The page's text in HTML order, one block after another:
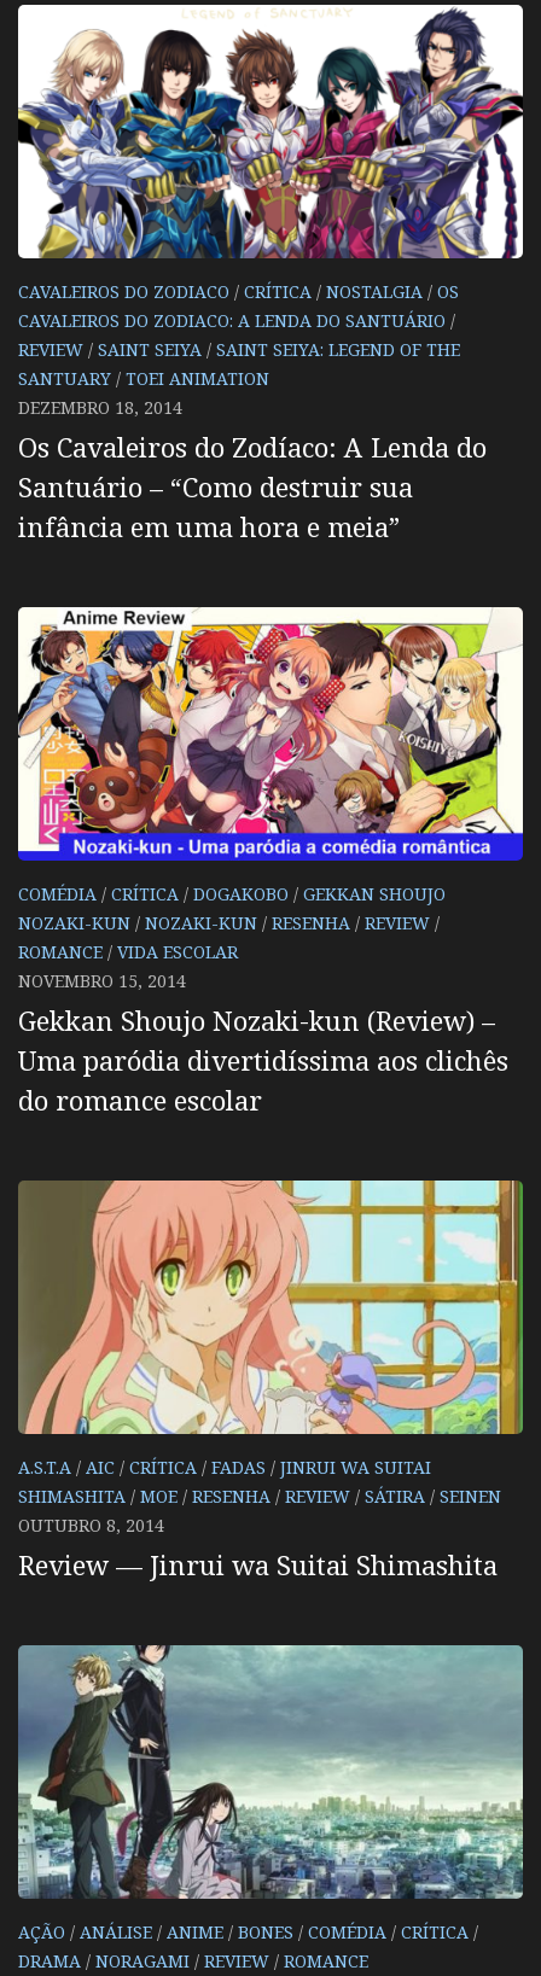
CAVALEIROS DO ZODIACO / CRÍTICA / NOSTALGIA / OS
CAVALEIROS DO ZODIACO: A LENDA DO SANTUÁRIO /
REVIEW / SAINT SEIYA / SAINT SEIYA: LEGEND OF THE
SANTUARY / TOEI ANIMATION
DEZEMBRO 18, 2014
Os Cavaleiros do Zodíaco: A Lenda do
Santuário – “Como destruir sua
infância em uma hora e meia”
COMÉDIA / CRÍTICA / DOGAKOBO / GEKKAN SHOUJO
NOZAKI-KUN / NOZAKI-KUN / RESENHA / REVIEW /
ROMANCE / VIDA ESCOLAR
NOVEMBRO 15, 2014
Gekkan Shoujo Nozaki-kun (Review) –
Uma paródia divertidíssima aos clichês
do romance escolar
A.S.T.A / AIC / CRÍTICA / FADAS / JINRUI WA SUITAI
SHIMASHITA / MOE / RESENHA / REVIEW / SÁTIRA / SEINEN
OUTUBRO 8, 2014
Review — Jinrui wa Suitai Shimashita
AÇÃO / ANÁLISE / ANIME / BONES / COMÉDIA / CRÍTICA /
DRAMA / NORAGAMI / REVIEW / ROMANCE